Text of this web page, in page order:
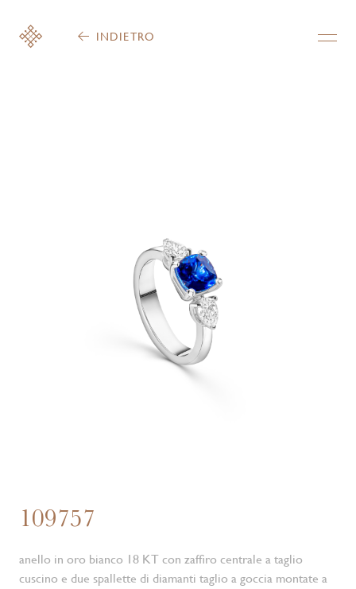
INDIETRO
109757
anello in oro bianco 18 KT con zaffiro centrale a taglio
cuscino e due spallette di diamanti taglio a goccia montate a